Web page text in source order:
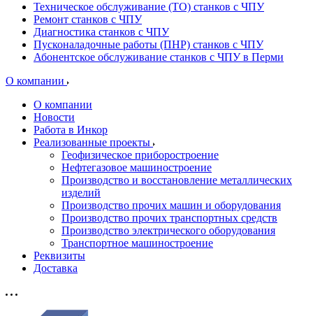
Техническое обслуживание (ТО) станков с ЧПУ
Ремонт станков с ЧПУ
Диагностика станков с ЧПУ
Пусконаладочные работы (ПНР) станков с ЧПУ
Абонентское обслуживание станков с ЧПУ в Перми
О компании
О компании
Новости
Работа в Инкор
Реализованные проекты
Геофизическое приборостроение
Нефтегазовое машиностроение
Производство и восстановление металлических
изделий
Производство прочих машин и оборудования
Производство прочих транспортных средств
Производство электрического оборудования
Транспортное машиностроение
Реквизиты
Доставка